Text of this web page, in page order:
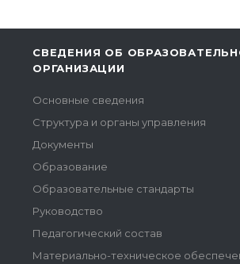
СВЕДЕНИЯ ОБ
ОРГАНИЗАЦИИ
Основные сведения
Структура и органы управления
Документы
Образование
Образовательные стандарты
Руководство
Педагогический состав
Материально-техническое